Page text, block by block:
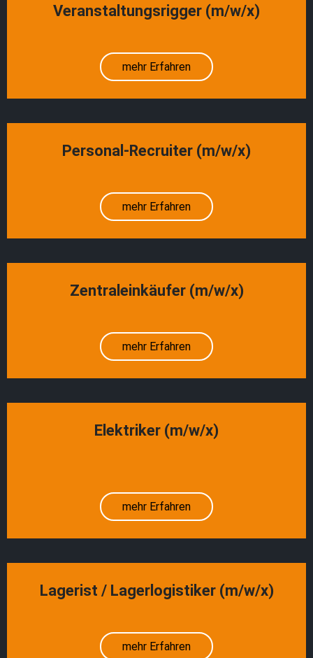
Veranstaltungsrigger (m/w/x)
mehr Erfahren
Personal-Recruiter (m/w/x)
mehr Erfahren
Zentraleinkäufer (m/w/x)
mehr Erfahren
Elektriker (m/w/x)
mehr Erfahren
Lagerist / Lagerlogistiker (m/w/x)
mehr Erfahren